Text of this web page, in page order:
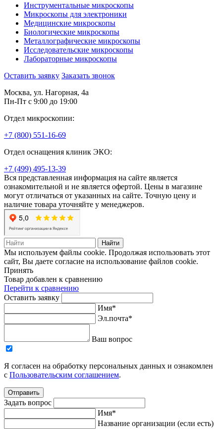
Инструментальные микроскопы
Микроскопы для электроники
Медицинские микроскопы
Биологические микроскопы
Металлографические микроскопы
Исследовательские микроскопы
Лабораторные микроскопы
Оставить заявку Заказать звонок
Москва, ул. Нагорная, 4а
Пн-Пт с 9:00 до 19:00
Отдел микроскопии:
+7 (800) 551-16-69
Отдел оснащения клиник ЭКО:
+7 (499) 495-13-39
Вся представленная информация на сайте является
ознакомительной и не является офертой. Цены в магазине
могут отличаться от указанных на сайте. Точную цену и
наличие товара уточняйте у менеджеров.
Найти
Мы используем файлы cookie. Продолжая использовать этот
сайт, Вы даете согласие на использование файлов cookie.
Принять
Товар добавлен к сравнению
Перейти к сравнению
Оставить заявку
Имя*
Эл.почта*
Ваш вопрос
Я согласен на обработку персональных данных и ознакомлен
с Пользовательским соглашением.
Отправить
Задать вопрос
Имя*
Название организации (если есть)